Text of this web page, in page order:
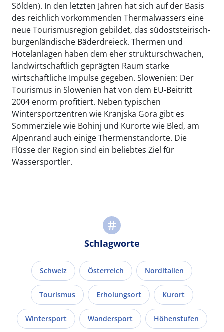
Sölden). In den letzten Jahren hat sich auf der Basis
des reichlich vorkommenden Thermalwassers eine
neue Tourismusregion gebildet, das südoststeirisch-
burgenländische Bäderdreieck. Thermen und
Hotelanlagen haben dem eher strukturschwachen,
landwirtschaftlich geprägten Raum starke
wirtschaftliche Impulse gegeben. Slowenien: Der
Tourismus in Slowenien hat von dem EU-Beitritt
2004 enorm profitiert. Neben typischen
Wintersportzentren wie Kranjska Gora gibt es
Sommerziele wie Bohinj und Kurorte wie Bled, am
Alpenrand auch einige Thermenstandorte. Die
Flüsse der Region sind ein beliebtes Ziel für
Wassersportler.
Schlagworte
Schweiz Österreich Norditalien
Tourismus Erholungsort Kurort
Wintersport Wandersport Höhenstufen